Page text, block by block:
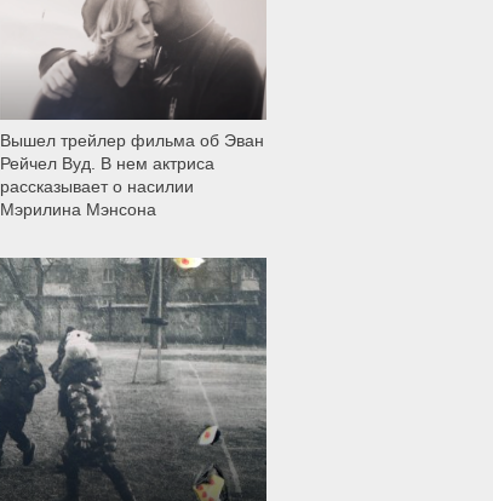
Вышел трейлер фильма об Эван
Рейчел Вуд. В нем актриса
рассказывает о насилии
Мэрилина Мэнсона